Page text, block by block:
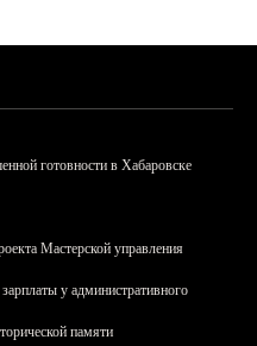
готовности в Хабаровске
Мастерской управления
у административного
памяти